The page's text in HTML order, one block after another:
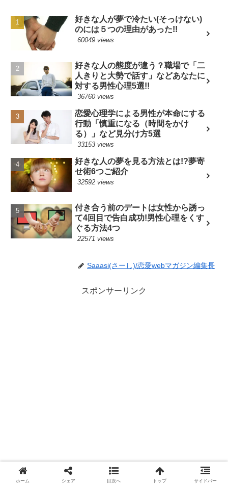
好きな人が夢で冷たい(そっけない)
のには５つの理由があった!!
60049 views
好きな人の態度が違う？職場で「二
人きりと大勢で話す」などあなたに
対する男性心理5選!!
36760 views
恋愛心理学による男性が本命にする
行動「慎重になる（時間をかけ
る）」など見分け方5選
33153 views
好きな人の夢を見る方法とは!?夢寄
せ術6つご紹介
32592 views
付き合う前のデートは女性から誘っ
て4回目で告白成功!男性心理をくす
ぐる方法4つ
22571 views
Saaasi(さーし)/恋愛webマガジン編集長
スポンサーリンク
ホーム シェア 目次へ トップ サイドバー